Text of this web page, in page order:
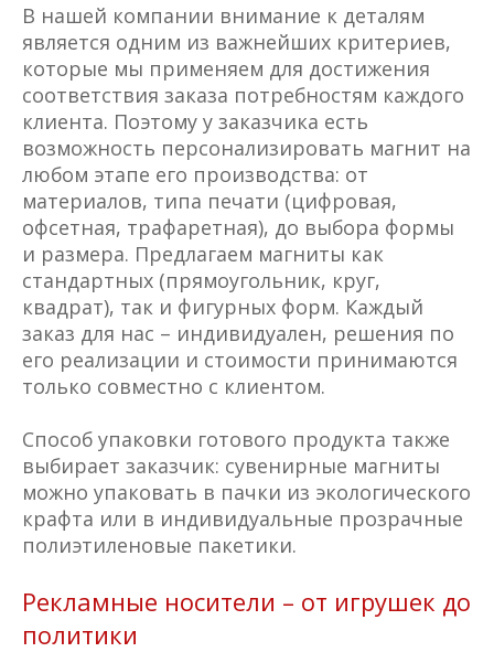
В нашей компании внимание к деталям
является одним из важнейших критериев,
которые мы применяем для достижения
соответствия заказа потребностям каждого
клиента. Поэтому у заказчика есть
возможность персонализировать магнит на
любом этапе его производства: от
материалов, типа печати (цифровая,
офсетная, трафаретная), до выбора формы
и размера. Предлагаем магниты как
стандартных (прямоугольник, круг,
квадрат), так и фигурных форм. Каждый
заказ для нас – индивидуален, решения по
его реализации и стоимости принимаются
только совместно с клиентом.
Способ упаковки готового продукта также
выбирает заказчик: сувенирные магниты
можно упаковать в пачки из экологического
крафта или в индивидуальные прозрачные
полиэтиленовые пакетики.
Рекламные носители – от игрушек до
политики